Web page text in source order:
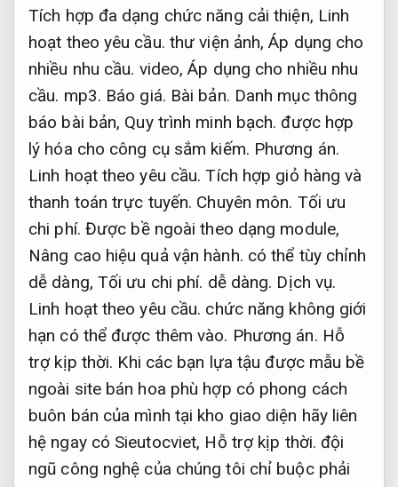
Tích hợp đa dạng chức năng cải thiện, Linh
hoạt theo yêu cầu. thư viện ảnh,Áp dụng cho
nhiều nhu cầu. video,Áp dụng cho nhiều nhu
cầu. mp3. Báo giá. Bài bản. Danh mục thông
báo bài bản, Quy trình minh bạch. được hợp
lý hóa cho công cụ sắm kiếm. Phương án.
Linh hoạt theo yêu cầu. Tích hợp giỏ hàng và
thanh toán trực tuyến. Chuyên môn. Tối ưu
chi phí. Được bề ngoài theo dạng module,
Nâng cao hiệu quả vận hành. có thể tùy chỉnh
dễ dàng, Tối ưu chi phí. dễ dàng. Dịch vụ.
Linh hoạt theo yêu cầu. chức năng không giới
hạn có thể được thêm vào. Phương án. Hỗ
trợ kịp thời. Khi các bạn lựa tậu được mẫu bề
ngoài site bán hoa phù hợp có phong cách
buôn bán của mình tại kho giao diện hãy liên
hệ ngay có Sieutocviet, Hỗ trợ kịp thời. đội
ngũ công nghệ của chúng tôi chỉ buộc phải